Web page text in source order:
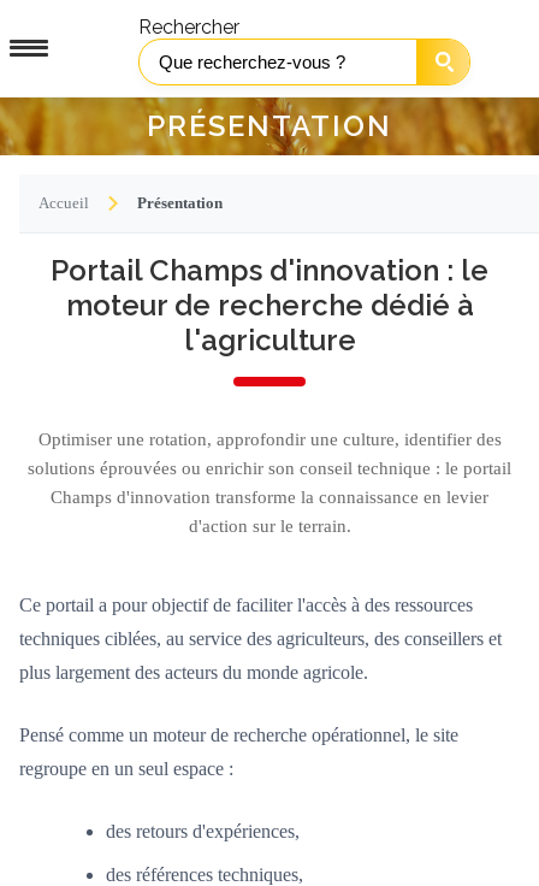
Rechercher
PRÉSENTATION
Accueil Présentation
Portail Champs d'innovation : le
moteur de recherche dédié à
l'agriculture
Optimiser une rotation, approfondir une culture, identifier des
solutions éprouvées ou enrichir son conseil technique : le portail
Champs d'innovation transforme la connaissance en levier
d'action sur le terrain.
Ce portail a pour objectif de faciliter l'accès à des ressources
techniques ciblées, au service des agriculteurs, des conseillers et
plus largement des acteurs du monde agricole.
Pensé comme un moteur de recherche opérationnel, le site
regroupe en un seul espace :
des retours d'expériences,
des références techniques,